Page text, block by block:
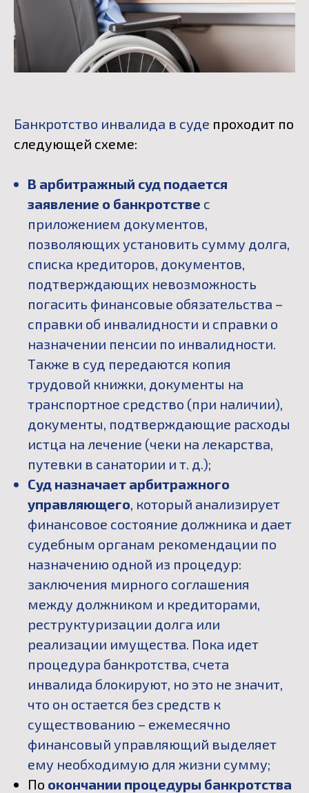
Банкротство инвалида в суде проходит по
следующей схеме:
В арбитражный суд подается
заявление о банкротстве с
приложением документов,
позволяющих установить сумму долга,
списка кредиторов, документов,
подтверждающих невозможность
погасить финансовые обязательства –
справки об инвалидности и справки о
назначении пенсии по инвалидности.
Также в суд передаются копия
трудовой книжки, документы на
транспортное средство (при наличии),
документы, подтверждающие расходы
истца на лечение (чеки на лекарства,
путевки в санатории и т. д.);
Суд назначает арбитражного
управляющего , который анализирует
финансовое состояние должника и дает
судебным органам рекомендации по
назначению одной из процедур:
заключения мирного соглашения
между должником и кредиторами,
реструктуризации долга или
реализации имущества. Пока идет
процедура банкротства, счета
инвалида блокируют, но это не значит,
что он остается без средств к
существованию – ежемесячно
финансовый управляющий выделяет
ему необходимую для жизни сумму;
По окончании процедуры банкротства